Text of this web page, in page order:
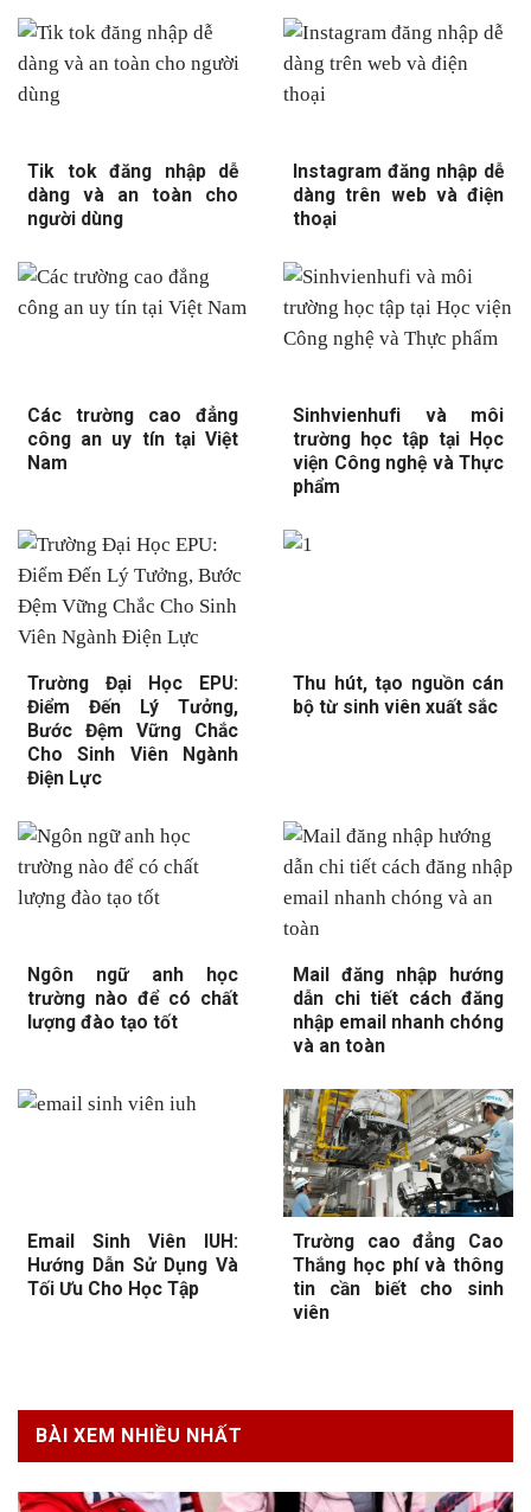
Tik tok đăng nhập dễ
dàng và an toàn cho
người dùng
Instagram đăng nhập dễ
dàng trên web và điện
thoại
Các trường cao đẳng
công an uy tín tại Việt
Nam
Sinhvienhufi và môi
trường học tập tại Học
viện Công nghệ và Thực
phẩm
Trường Đại Học EPU:
Điểm Đến Lý Tưởng,
Bước Đệm Vững Chắc
Cho Sinh Viên Ngành
Điện Lực
Thu hút, tạo nguồn cán
bộ từ sinh viên xuất sắc
Ngôn ngữ anh học
trường nào để có chất
lượng đào tạo tốt
Mail đăng nhập hướng
dẫn chi tiết cách đăng
nhập email nhanh chóng
và an toàn
Email Sinh Viên IUH:
Hướng Dẫn Sử Dụng Và
Tối Ưu Cho Học Tập
Trường cao đẳng Cao
Thắng học phí và thông
tin cần biết cho sinh
viên
BÀI XEM NHIỀU NHẤT